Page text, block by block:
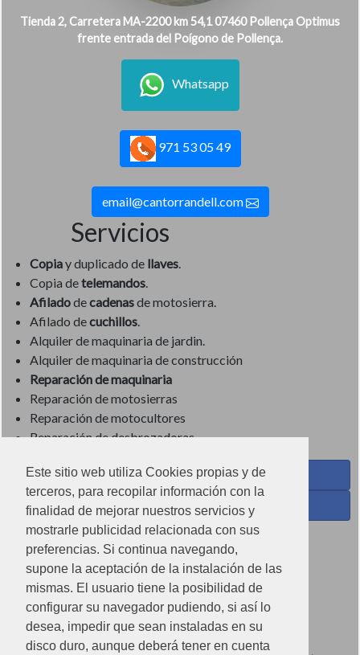
Este sitio web utiliza Cookies propias y de
terceros, para recopilar información con la
finalidad de mejorar nuestros servicios y
mostrarle publicidad relacionada con sus
preferencias. Si continua navegando,
supone la aceptación de la instalación de las
mismas. El usuario tiene la posibilidad de
configurar su navegador pudiendo, si así lo
desea, impedir que sean instaladas en su
disco duro, aunque deberá tener en cuenta
Tienda 2, Carretera MA-2200 km 54,1 07460 Pollença Optimus
frente entrada del Poígono de Pollença.
Whatsapp
971 53 05 49
email@cantorrandell.com
Servicios
Copiay duplicado de llaves.
Copia detelemandos.
Afiladodecadenasde motosierra.
Afilado decuchillos.
Alquiler de maquinaria de jardin.
Alquiler de maquinaria de construcción
Reparación de maquinaria
Reparación de motosierras
Reparación de motocultores
Reparación de desbrozadoras
Coses de Cuina - Menaje y hogar en Facebook
Ferreteria Torrandell en Facebook
Coses de Cuina en Instagram
Condiciones de uso
Poítica de redes sociales
Política de cookies